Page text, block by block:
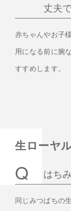
丈夫
赤ちゃんやお子
用になる前に腕
すすめします。
生ローヤ
はち
同じみつばちの